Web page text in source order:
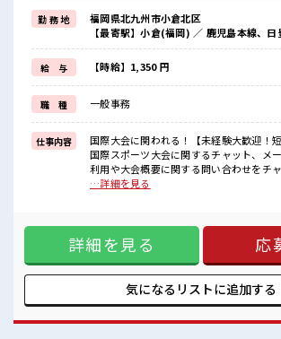
自分の時間をしっかり確保できる、
残業基本ナシのお仕事♪
≪初めての仕事だけど自分にもできそう≫
新しいことにチャレンジするのは不安だけど、
しっかり働く環境が整っています！
イチからスキルUP・ステップUP目指していきましょ
≪様々なお仕事をご提案≫
一人で悩まず気軽に相談できる、
派遣のお仕事です！
■職場の雰囲気
仕事の合間の息抜きは休憩室で♪
持ち物が多いあなたにもぴったり☆
主婦主夫さんなど、
同じ境遇の方も多数活躍中！
勤 務 地
福岡県北九州市小倉北区
【最寄駅】小倉(福岡) ／ 鹿児島本線、
給 与 【時給】1,350 円
職 種 一般事務
仕事内容
国際大会に関われる！【未経験大歓迎！
国際スポーツ大会に関するチャット、メ
利用や大会概要に関する問い合わせをチ
います♪・新築オフィスでのびのび働ける
婦&主夫さんも気軽にご応募ください
自分の時間をしっかり確保できる、 残業
≪初めての仕事だけど自分にもできそう≫
レンジするのは不安だけど、 しっかり働
す！ イチからスキルUP・ステップUP目指
う！ ≪様々なお仕事をご提案≫ 一人で悩
は休憩室で♪ 持ち物が多いあなたにもぴ
…詳細を見る
詳細を見る 応
気になるリストに追加する